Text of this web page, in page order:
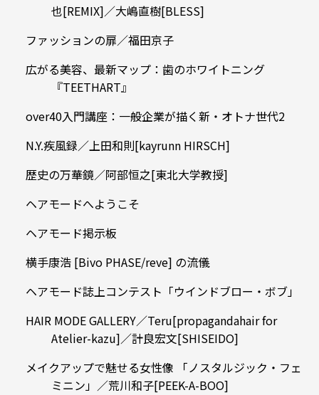
也[REMIX]／大嶋直樹[BLESS]
ファッションの扉／福田京子
広がる美容、最新マップ：歯のホワイトニング
『TEETHART』
over40入門講座：一般企業が描く新・オトナ世代2
N.Y.疾風録／上田和則[kayrunn HIRSCH]
歴史の万華鏡／阿部恒之[東北大学教授]
ヘアモードへようこそ
ヘアモード掲示板
横手康浩 [Bivo PHASE/reve] の流儀
ヘアモード誌上コンテスト「ウインドブロー・ボブ」
HAIR MODE GALLERY／Teru[propagandahair for
Atelier-kazu]／計良宏文[SHISEIDO]
メイクアップで魅せる女性像 「ノスタルジック・フェ
ミニン」／荒川和子[PEEK-A-BOO]